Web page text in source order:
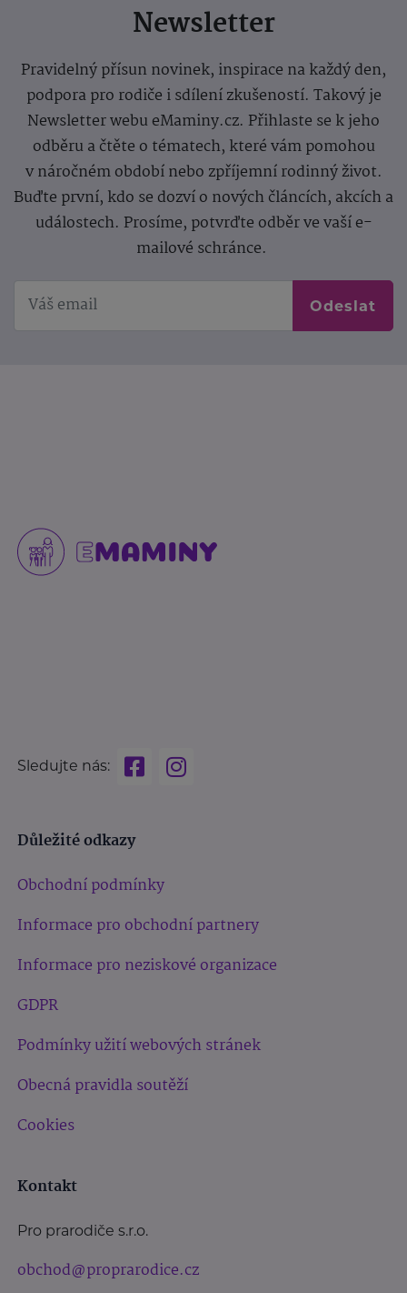
Newsletter
Pravidelný přísun novinek, inspirace na každý den,
podpora pro rodiče i sdílení zkušeností. Takový je
Newsletter webu eMaminy.cz. Přihlaste se k jeho
odběru a čtěte o tématech, které vám pomohou
v náročném období nebo zpříjemní rodinný život.
Buďte první, kdo se dozví o nových článcích, akcích a
událostech. Prosíme, potvrďte odběr ve vaší e-
mailové schránce.
Odeslat
Sledujte nás:
Důležité odkazy
Obchodní podmínky
Informace pro obchodní partnery
Informace pro neziskové organizace
GDPR
Podmínky užití webových stránek
Obecná pravidla soutěží
Cookies
Kontakt
Pro prarodiče s.r.o.
obchod@proprarodice.cz